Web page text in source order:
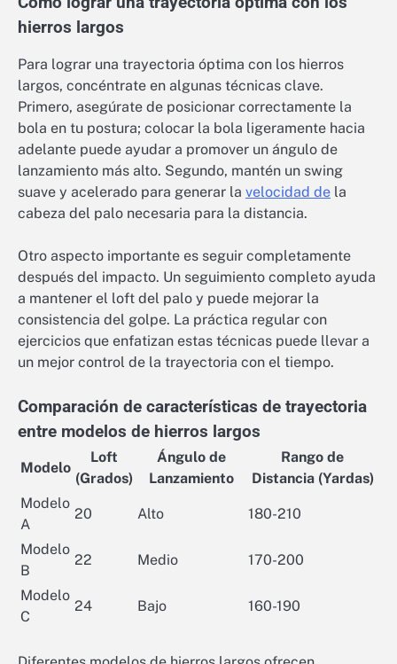
hierros largos
Para lograr una trayectoria óptima con los hierros
largos, concéntrate en algunas técnicas clave.
Primero, asegúrate de posicionar correctamente la
bola en tu postura; colocar la bola ligeramente hacia
adelante puede ayudar a promover un ángulo de
lanzamiento más alto. Segundo, mantén un swing
suave y acelerado para generar la velocidad de la
cabeza del palo necesaria para la distancia.
Otro aspecto importante es seguir completamente
después del impacto. Un seguimiento completo ayuda
a mantener el loft del palo y puede mejorar la
consistencia del golpe. La práctica regular con
ejercicios que enfatizan estas técnicas puede llevar a
un mejor control de la trayectoria con el tiempo.
Comparación de características de trayectoria
entre modelos de hierros largos
Modelo
Loft
(Grados)
Ángulo de
Lanzamiento
Rango de
Distancia (Yardas)
Modelo
A
20 Alto 180-210
Modelo
B
22 Medio 170-200
Modelo
C
24 Bajo 160-190